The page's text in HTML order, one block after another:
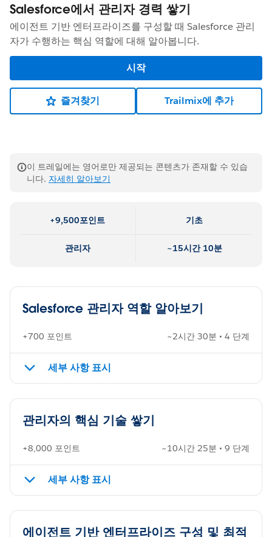
Salesforce에서 관리자 경력 쌓기
에이전트 기반 엔터프라이즈를 구성할 때 Salesforce 관리
자가 수행하는 핵심 역할에 대해 알아봅니다.
시작
즐겨찾기 Trailmix에 추가
이 트레일에는 영어로만 제공되는 콘텐츠가 존재할 수 있습
니다. 자세히 알아보기
+9,500포인트 기초
관리자 ~15시간 10분
Salesforce 관리자 역할 알아보기
+700 포인트 ~2시간 30분 • 4 단계
세부 사항 표시
관리자의 핵심 기술 쌓기
+8,000 포인트 ~10시간 25분 • 9 단계
세부 사항 표시
에이전트 기반 엔터프라이즈 구성 및 최적